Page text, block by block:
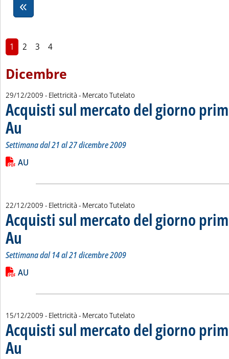
1 2 3 4
Dicembre
29/12/2009 - Elettricità - Mercato Tutelato
Acquisti sul mercato del giorno
Au . Sottotitolo: Settimana dal 21 al 27 dicembre 2009
. Pubblicata martedì 29 dicembre 2009 alle 15.27.
Settimana dal 21 al 27 dicembre 2009
Leggi tutta la notizia: 'Acquisti sul mercato del giorno prima
Lista allegati PDF alla notizia
AU
22/12/2009 - Elettricità - Mercato Tutelato
Acquisti sul mercato del giorno
Au . Sottotitolo: Settimana dal 14 al 21 dicembre 2009
. Pubblicata martedì 22 dicembre 2009 alle 15.19.
Settimana dal 14 al 21 dicembre 2009
Leggi tutta la notizia: 'Acquisti sul mercato del giorno prima
Lista allegati PDF alla notizia
AU
15/12/2009 - Elettricità - Mercato Tutelato
Acquisti sul mercato del giorno
Au . Sottotitolo: Settimana dal 7 al 13 dicembre 2009
. Pubblicata martedì 15 dicembre 2009 alle 15.21.